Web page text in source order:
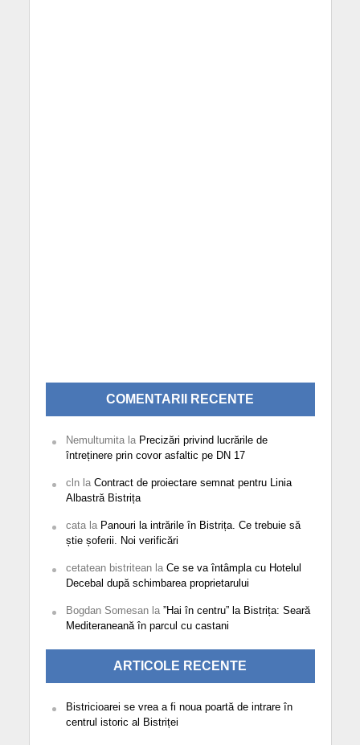
COMENTARII RECENTE
Nemultumitala Precizări privind lucrările de
întreținere prin covor asfaltic pe DN 17
clnla Contract de proiectare semnat pentru Linia
Albastră Bistrița
catala Panouri la intrările în Bistrița. Ce trebuie să
știe șoferii. Noi verificări
cetatean bistriteanla Ce se va întâmpla cu Hotelul
Decebal după schimbarea proprietarului
Bogdan Somesanla ”Hai în centru” la Bistrița: Seară
Mediteraneană în parcul cu castani
ARTICOLE RECENTE
Bistricioarei se vrea a fi noua poartă de intrare în
centrul istoric al Bistriței